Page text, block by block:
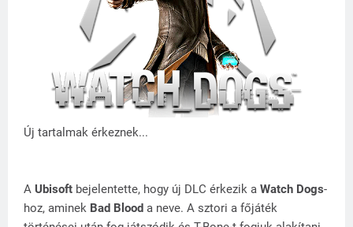
Új tartalmak érkeznek...
A Ubisoft bejelentette, hogy új DLC érkezik a Watch Dogs-
hoz, aminek Bad Blood a neve. A sztori a főjáték